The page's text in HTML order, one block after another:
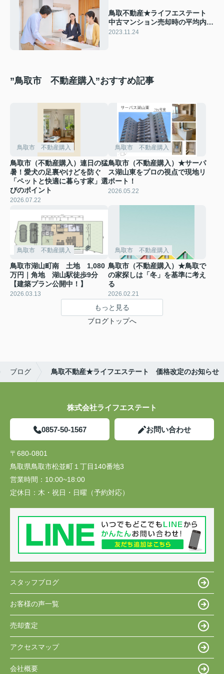
鳥取不動産★ライフエステート
中古マンション売却時の平均内見
件数は？成約に至らない時の対策
2023.11.24
”鳥取市 不動産購入”おすすめ記事
鳥取市 不動産購入
鳥取市（不動産購入）連日の猛
暑！愛犬の足裏やけどを防ぐ
「ペットと快適に暮らす家」選
びのポイント
2026.07.22
鳥取市 不動産購入
鳥取市（不動産購入）★サーパ
ス湖山東をプロの視点で現地リ
ポート！
2026.05.22
鳥取市 不動産購入
鳥取市湖山町南 土地 1,080
万円｜角地 湖山駅徒歩9分
【建築プラン公開中！】
2026.03.13
鳥取市 不動産購入
鳥取市（不動産購入）★鳥取で
の家探しは「冬」を基準に考え
る
2026.02.21
もっと見る
ブログトップへ
ブログ 鳥取不動産★ライフエステート 価格改定のお知らせ
株式会社ライフエステート
0857-50-1567 お問い合わせ
〒680-0801
鳥取県鳥取市松並町１丁目140番地3
営業時間： 10:00~18:00
定休日： 木・祝日・日曜（予約対応）
スタッフブログ
お客様の声一覧
売却査定
アクセスマップ
会社概要